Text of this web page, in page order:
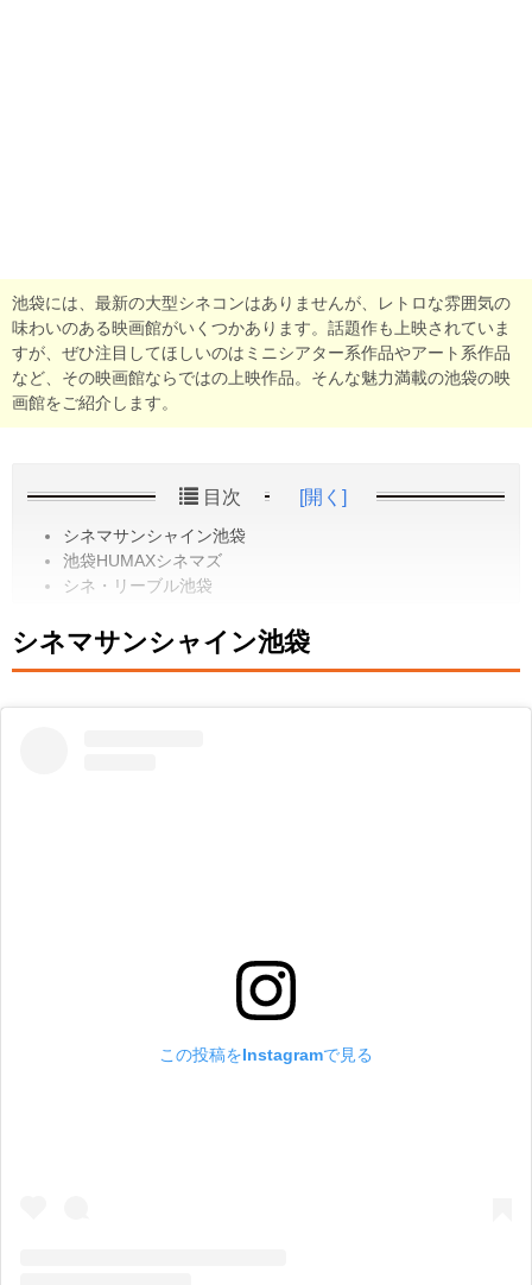
池袋には、最新の大型シネコンはありませんが、レトロな雰囲気の
味わいのある映画館がいくつかあります。話題作も上映されていま
すが、ぜひ注目してほしいのはミニシアター系作品やアート系作品
など、その映画館ならではの上映作品。そんな魅力満載の池袋の映
画館をご紹介します。
目次 [開く]
シネマサンシャイン池袋
池袋HUMAXシネマズ
シネ・リーブル池袋
シネマサンシャイン池袋
この投稿をInstagramで見る